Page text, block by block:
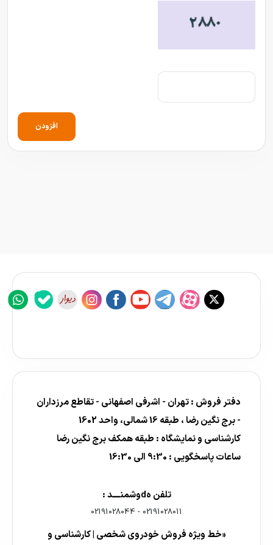
افزودن
دفتر فروش : تهران - اشرفی اصفهانی - تقاطع مرزداران
- برج نگین رضا ، طبقه 16 شمالی، واحد 1602
کارشناسی و نمایشگاه : طبقه همکف برج نگین رضا
ساعات پاسخگویی : 9:30 الی 16:30
تلفن هdوشمنــــد :
02191028011
-
02191028044
«خط ویژه فروش خودروی شخصی | کارشناسی و